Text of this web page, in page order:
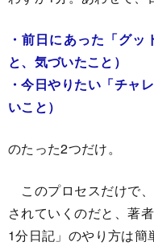
・前日にあった「グ
と、気づいたこと）
・今日やりたい「チャ
いこと）
のたった2つだけ。
このプロセスだけで
されていくのだと、著
1分日記」のやり方は簡